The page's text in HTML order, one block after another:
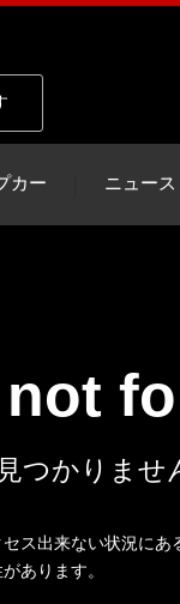
カー ニュース
つかりませ
ス出来ない状況にあ
あります。